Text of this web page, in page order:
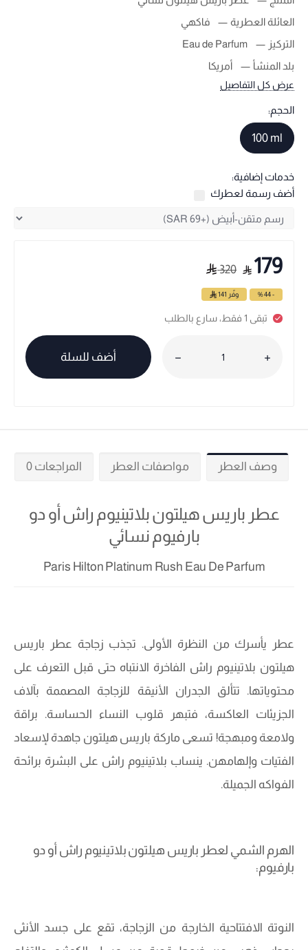
العائلة العطرية
فاكهي
التركيز
Eau de Parfum
بلد المنشأ
أمريكا
عرض كل التفاصيل
الحجم:
100 ml
خدمات إضافية:
أضف رسمة لعطرك
179
320
- 44 % وفّر 141
تبقى 1 فقط، سارع بالطلب
أضف للسلة
وصف العطر مواصفات العطر المراجعات 0
عطر باريس هيلتون بلاتينيوم راش أو دو
بارفيوم نسائي
Paris Hilton Platinum Rush Eau De Parfum
عطر يأسرك من النظرة الأولى. تجذب زجاجة عطر باريس
هيلتون بلاتينيوم راش الفاخرة الانتباه حتى قبل التعرف على
محتوياتها. تتألق الجدران الأنيقة للزجاجة المصممة بآلاف
الجزيئات العاكسة، فتبهر قلوب النساء الحساسة. براقة
ولامعة ومبهجة! تسعى ماركة باريس هيلتون جاهدة لإسعاد
الفتيات وإلهامهن. ينساب بلاتينيوم راش على البشرة برائحة
الفواكه الجميلة.
الهرم الشمي لعطر باريس هيلتون بلاتينيوم راش أو دو
بارفيوم:
النوتة الافتتاحية الخارجة من الزجاجة، تقع على جسد الأنثى